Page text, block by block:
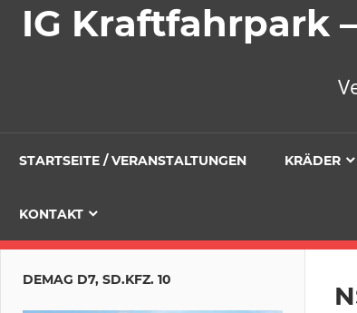
IG Kraftfahrpark
STARTSEITE / VERANSTALTUNGEN KRÄDER
KONTAKT
DEMAG D7, SD.KFZ. 10